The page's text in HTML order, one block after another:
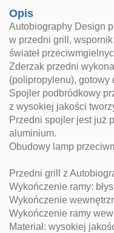
Opis
Autobiography Design
w przedni grill,
świateł
Zderzak przedni
(polipropylenu),
Spojler podbródkowy
z wysokiej jakości
Przedni spojler jest już
aluminium.
Obudowy lamp
Przedni grill z
Wykończenie ramy:
Wykończenie
Wykończenie ramy
Materiał: wysokiej